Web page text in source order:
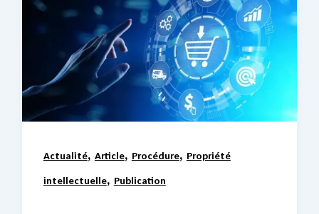
Actualité, Article, Procédure, Propriété
intellectuelle, Publication